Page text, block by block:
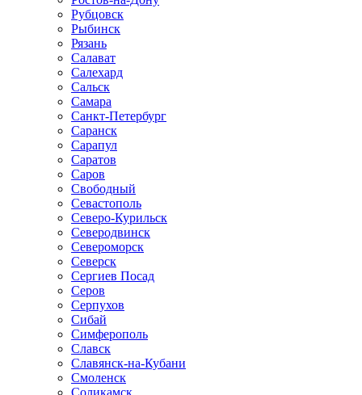
Рубцовск
Рыбинск
Рязань
Салават
Салехард
Сальск
Самара
Санкт-Петербург
Саранск
Сарапул
Саратов
Саров
Свободный
Севастополь
Северо-Курильск
Северодвинск
Североморск
Северск
Сергиев Посад
Серов
Серпухов
Сибай
Симферополь
Славск
Славянск-на-Кубани
Смоленск
Соликамск